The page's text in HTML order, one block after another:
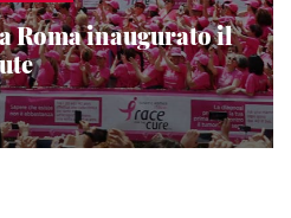
Roma inaugurato il